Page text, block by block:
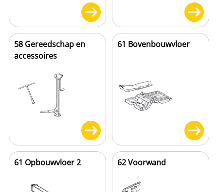
58 Gereedschap en
accessoires
61 Bovenbouwvloer
61 Opbouwvloer 2 62 Voorwand